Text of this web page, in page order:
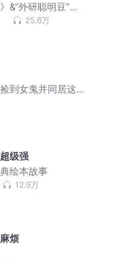
&“外研聪明豆”绘
25.6万
到女鬼并同居这
女鬼 | 离奇命案 |
级强
绘本故事
12.9万
烦